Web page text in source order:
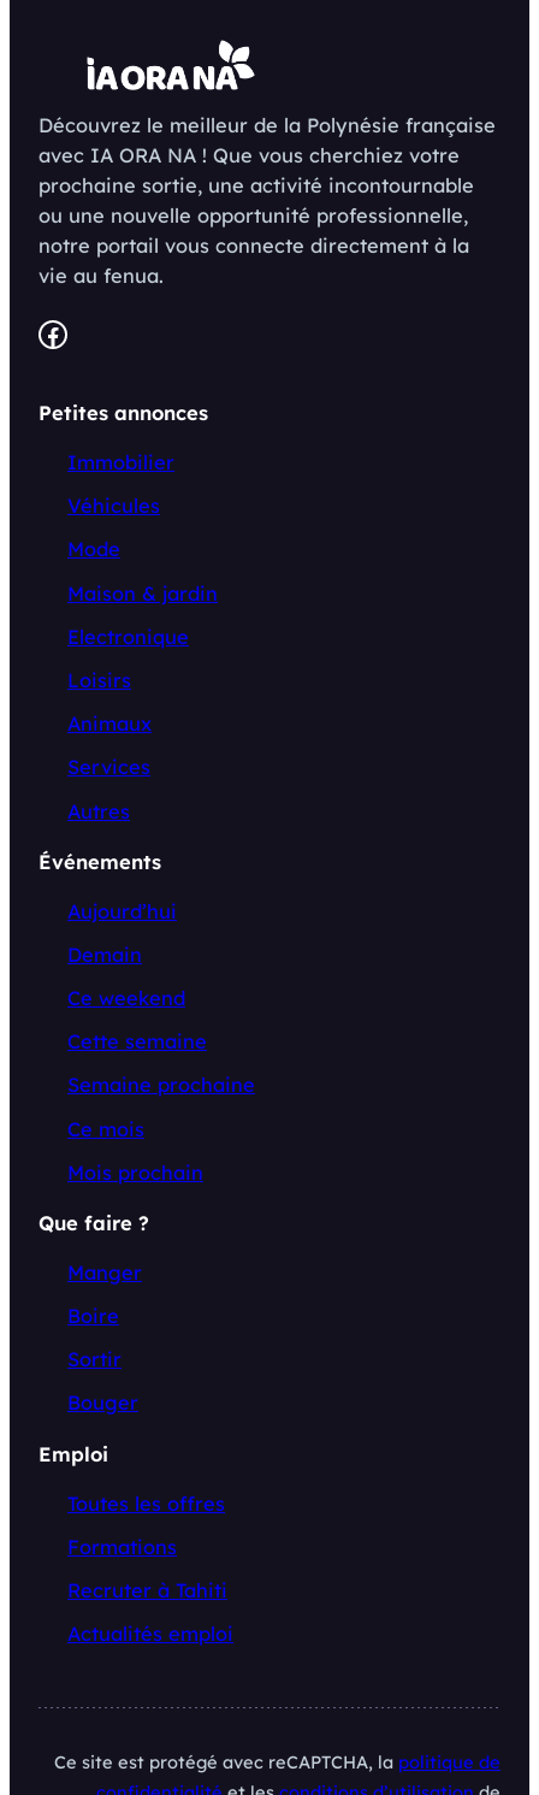
Découvrez le meilleur de la Polynésie française
avec IA ORA NA ! Que vous cherchiez votre
prochaine sortie, une activité incontournable
ou une nouvelle opportunité professionnelle,
notre portail vous connecte directement à la
vie au fenua.
Facebook
Petites annonces
Immobilier
Véhicules
Mode
Maison & jardin
Electronique
Loisirs
Animaux
Services
Autres
Événements
Aujourd’hui
Demain
Ce weekend
Cette semaine
Semaine prochaine
Ce mois
Mois prochain
Que faire ?
Manger
Boire
Sortir
Bouger
Emploi
Toutes les offres
Formations
Recruter à Tahiti
Actualités emploi
Ce site est protégé avec reCAPTCHA, la politique de